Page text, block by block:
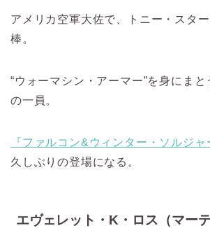
アメリカ空軍大佐で、トニー・スタ
棒。
“ウォーマシン・アーマー”を身にま
の一員。
『ファルコン&ウィンター・ソルジ
久しぶりの登場になる。
エヴェレット・K・ロス（マー